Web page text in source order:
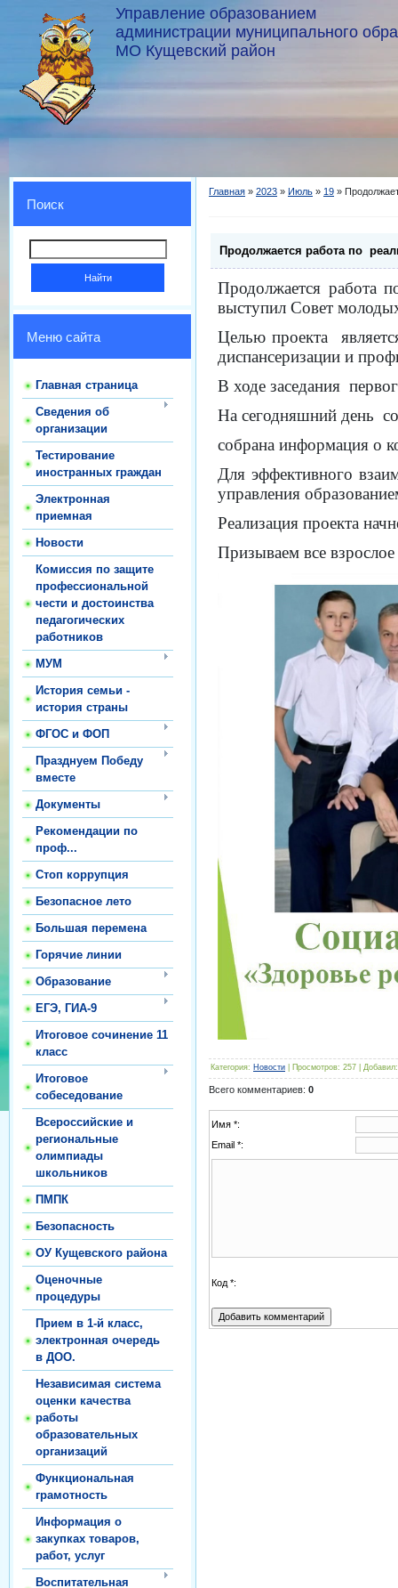
Управление образованием
администрации муниципального
МО Кущевский район
Поиск
Меню сайта
Главная страница
Сведения об
организации
Тестирование
иностранных граждан
Электронная
приемная
Новости
Комиссия по защите
профессиональной
чести и достоинства
педагогических
работников
МУМ
История семьи -
история страны
ФГОС и ФОП
Празднуем Победу
вместе
Документы
Рекомендации по
проф...
Стоп коррупция
Безопасное лето
Большая перемена
Горячие линии
Образование
ЕГЭ, ГИА-9
Итоговое сочинение 11
класс
Итоговое
собеседование
Всероссийские и
региональные
олимпиады
школьников
ПМПК
Безопасность
ОУ Кущевского района
Оценочные
процедуры
Прием в 1-й класс,
электронная очередь
в ДОО.
Независимая система
оценки качества
работы
образовательных
организаций
Функциональная
грамотность
Информация о
закупках товаров,
работ, услуг
Воспитательная
Главная » 2023 » Июль » 19 »
Продолжается работа по
Продолжается работа
выступил Совет
Целью проекта
диспансеризации и
В ходе заседания
На сегодняшний день
собрана информация о
Для эффективного
управления
Реализация проекта
Призываем все
Категория: Новости Просмотров: 257 Добавил:
Всего комментариев: 0
Имя *:
Email *:
Код *: